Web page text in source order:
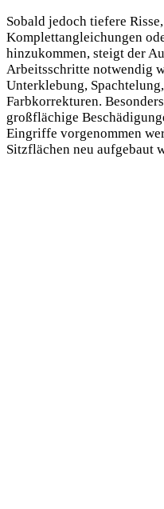
Sobald jedoch tiefere
Komplettangleichungen
hinzukommen, steigt der
Arbeitsschritte notwendig
Unterklebung,
Farbkorrekturen.
großflächige
Eingriffe vorgenommen
Sitzflächen neu aufgebaut